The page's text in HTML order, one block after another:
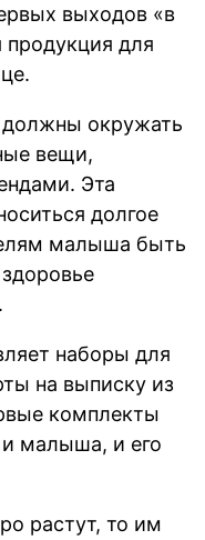
выходов «в
продукция для
окружать
вещи,
Эта
долгое
малыша быть
наборы для
на выписку из
комплекты
малыша, и его
растут, то им